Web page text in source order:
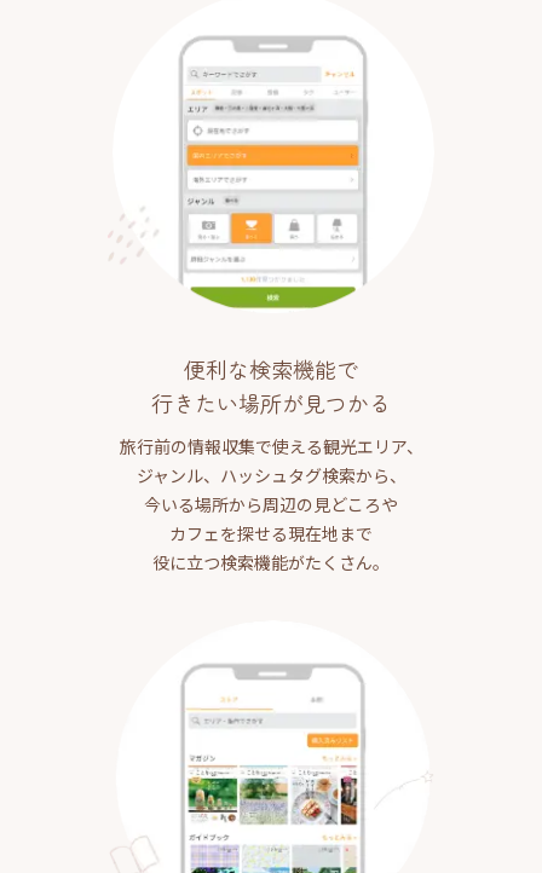
便利な検索機能で
行きたい場所が見つかる
旅行前の情報収集で使える観光エリア、
ジャンル、ハッシュタグ検索から、
今いる場所から周辺の見どころや
カフェを探せる現在地まで
役に立つ検索機能がたくさん。